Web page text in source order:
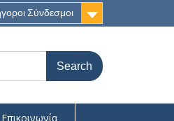
Σύνδεσμοι
Επικοινωνία